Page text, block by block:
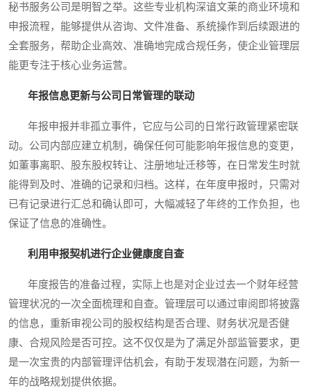
秘书服务公司是明智之举。这些专业机构深谙文莱的商业环境和
申报流程，能够提供从咨询、文件准备、系统操作到后续跟进的
全套服务，帮助企业高效、准确地完成合规任务，使企业管理层
能更专注于核心业务运营。
年报信息更新与公司日常管理的联动
年报申报并非孤立事件，它应与公司的日常行政管理紧密联
动。公司内部应建立机制，确保任何可能影响年报信息的变更，
如董事离职、股东股权转让、注册地址迁移等，在日常发生时就
能得到及时、准确的记录和归档。这样，在年度申报时，只需对
已有记录进行汇总和确认即可，大幅减轻了年终的工作负担，也
保证了信息的准确性。
利用申报契机进行企业健康度自查
年度报告的准备过程，实际上也是对企业过去一个财年经营
管理状况的一次全面梳理和自查。管理层可以通过审阅即将披露
的信息，重新审视公司的股权结构是否合理、财务状况是否健
康、合规风险是否可控。这不仅仅是为了满足外部监管要求，更
是一次宝贵的内部管理评估机会，有助于发现潜在问题，为新一
年的战略规划提供依据。